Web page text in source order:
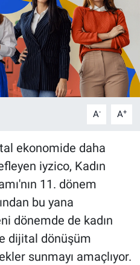
A- A+
ekonomide daha
iyzico, Kadın
11. dönem
bu yana
dönemde de kadın
dijital dönüşüm
sunmayı amaçlıyor.